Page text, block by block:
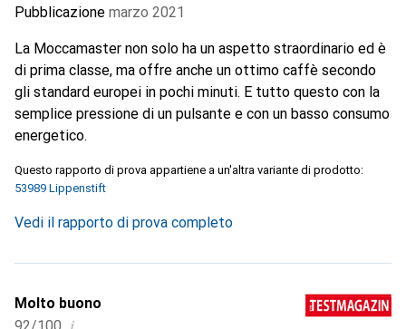
Pubblicazione marzo 2021
La Moccamaster non solo ha un aspetto straordinario ed è
di prima classe, ma offre anche un ottimo caffè secondo
gli standard europei in pochi minuti. E tutto questo con la
semplice pressione di un pulsante e con un basso consumo
energetico.
Questo rapporto di prova appartiene a un'altra variante di prodotto:
53989 Lippenstift
Vedi il rapporto di prova completo
Molto buono